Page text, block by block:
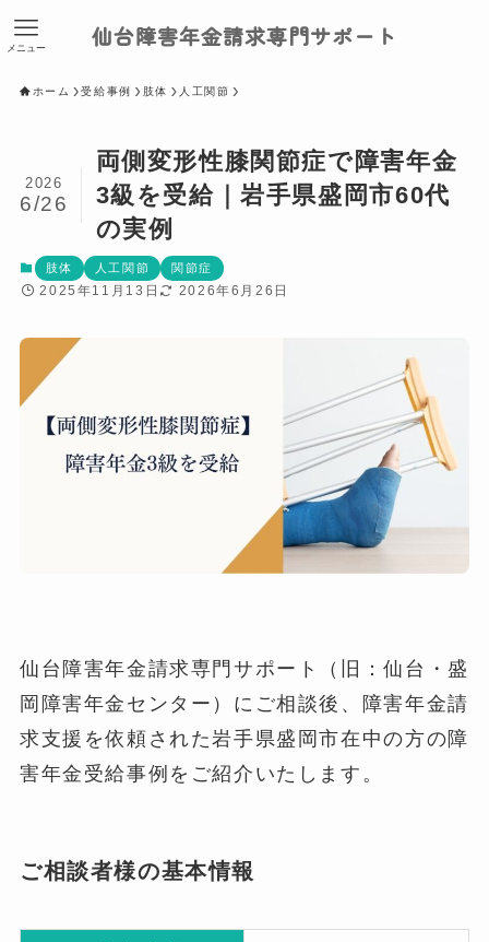
仙台障害年金請求専門サポート
メニュー
ホーム 受給事例 肢体 人工関節
両側変形性膝関節症で障害年金
3級を受給｜岩手県盛岡市60代
の実例
2026
6/26
肢体 人工関節 関節症
2025年11月13日 2026年6月26日
仙台障害年金請求専門サポート（旧：仙台・盛
岡障害年金センター）にご相談後、障害年金請
求支援を依頼された岩手県盛岡市在中の方の障
害年金受給事例をご紹介いたします。
ご相談者様の基本情報